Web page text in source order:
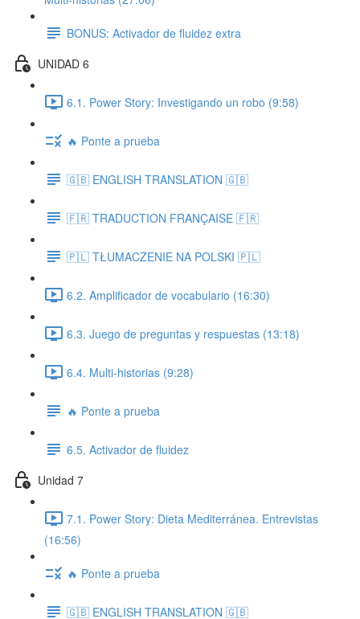
BONUS: Activador de fluidez extra
UNIDAD 6
6.1. Power Story: Investigando un robo (9:58)
🔥 Ponte a prueba
🇬🇧 ENGLISH TRANSLATION 🇬🇧
🇫🇷 TRADUCTION FRANÇAISE 🇫🇷
🇵🇱 TŁUMACZENIE NA POLSKI 🇵🇱
6.2. Amplificador de vocabulario (16:30)
6.3. Juego de preguntas y respuestas (13:18)
6.4. Multi-historias (9:28)
🔥 Ponte a prueba
6.5. Activador de fluidez
Unidad 7
7.1. Power Story: Dieta Mediterránea. Entrevistas
(16:56)
🔥 Ponte a prueba
🇬🇧 ENGLISH TRANSLATION 🇬🇧